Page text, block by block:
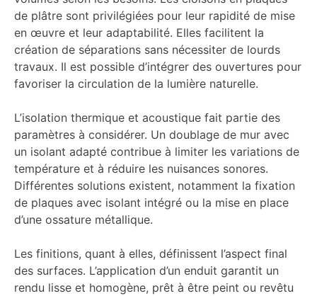
de plâtre sont privilégiées pour leur rapidité de mise
en œuvre et leur adaptabilité. Elles facilitent la
création de séparations sans nécessiter de lourds
travaux. Il est possible d’intégrer des ouvertures pour
favoriser la circulation de la lumière naturelle.
L’isolation thermique et acoustique fait partie des
paramètres à considérer. Un doublage de mur avec
un isolant adapté contribue à limiter les variations de
température et à réduire les nuisances sonores.
Différentes solutions existent, notamment la fixation
de plaques avec isolant intégré ou la mise en place
d’une ossature métallique.
Les finitions, quant à elles, définissent l’aspect final
des surfaces. L’application d’un enduit garantit un
rendu lisse et homogène, prêt à être peint ou revêtu